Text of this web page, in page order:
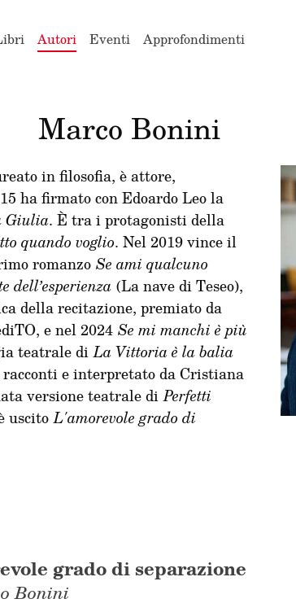
Autori Eventi Approfondimenti
Marco Bonini
in filosofia, è attore,
ha firmato con Edoardo Leo la
Giulia. È tra i protagonisti della
quando voglio. Nel 2019 vince il
romanzo Se ami qualcuno
dell’esperienza (La nave di Teseo),
della recitazione, premiato da
e nel 2024 Se mi manchi è più
teatrale diLa Vittoria è la balia
e interpretato da Cristiana
versione teatrale diPerfetti
uscitoL'amorevole grado di
grado di separazione
Bonini